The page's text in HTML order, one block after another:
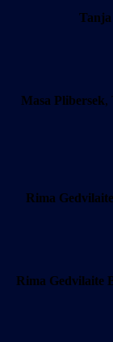
Masa Plibersek,
Rima
Rima Gedvilaite